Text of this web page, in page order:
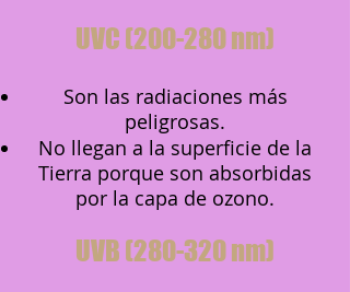
UVC (200-280 nm)
Son las radiaciones más
peligrosas.
No llegan a la superficie de la
Tierra porque son absorbidas
por la capa de ozono.
UVB (280-320 nm)